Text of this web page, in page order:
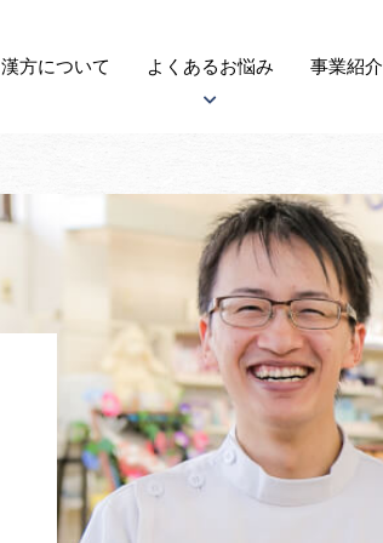
漢方について よくあるお悩み 事業紹介